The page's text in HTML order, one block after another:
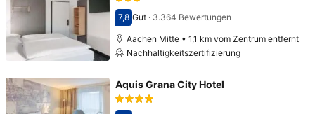
Bewertet mit 7,8
7,8 Gut· 3.364 Bewertungen
Aachen Mitte • 1,1 km vom Zentrum entfernt
Nachhaltigkeitszertifizierung
Aquis Grana City Hotel